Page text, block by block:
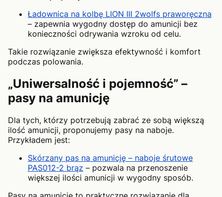
Ładownica na kolbę LION III 2wolfs praworęczna
– zapewnia wygodny dostęp do amunicji bez
konieczności odrywania wzroku od celu.
Takie rozwiązanie zwiększa efektywność i komfort
podczas polowania.
„Uniwersalność i pojemność” –
pasy na amunicję
Dla tych, którzy potrzebują zabrać ze sobą większą
ilość amunicji, proponujemy pasy na naboje.
Przykładem jest:
Skórzany pas na amunicję – naboje śrutowe
PAS012-2 brąz – pozwala na przenoszenie
większej ilości amunicji w wygodny sposób.